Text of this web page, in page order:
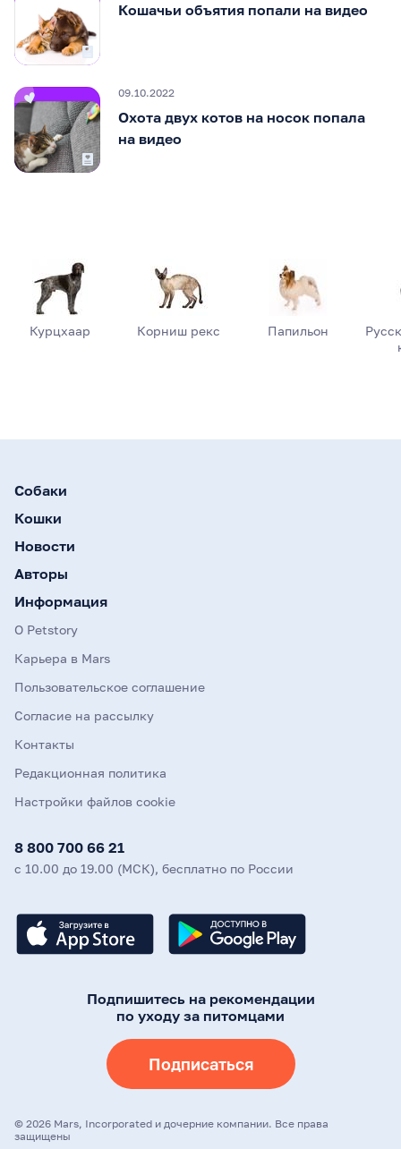
Кошачьи объятия попали на видео
09.10.2022
Охота двух котов на носок попала
на видео
Курцхаар Корниш рекс Папильон
Собаки
Кошки
Новости
Авторы
Информация
О Petstory
Карьера в Mars
Пользовательское соглашение
Согласие на рассылку
Контакты
Редакционная политика
Настройки файлов cookie
8 800 700 66 21
с 10.00 до 19.00 (МСК), бесплатно по России
Подпишитесь на рекомендации
по уходу за питомцами
Подписаться
© 2026 Mars, Incorporated и дочерние компании. Все права
защищены